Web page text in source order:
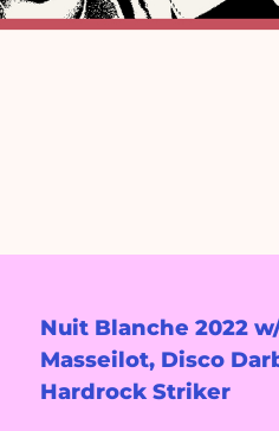
Nuit Blanche 2022
Masseilot, Disco
Hardrock Striker